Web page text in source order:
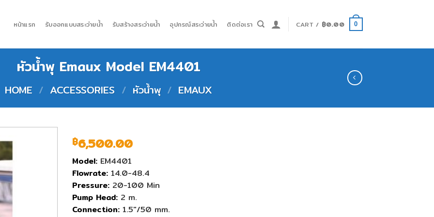
หน้าแรก รับออกแบบสระว่ายน้ำ รับสร้างสระว่ายน้ำ อุปกรณ์สระว่ายน้ำ ติดต่อเรา CART / ฿0.00 0
หัวน้ำพุ Emaux Model EM4401
HOME / ACCESSORIES / หัวน้ำพุ / EMAUX
฿6,500.00
Model: EM4401
Flowrate: 14.0-48.4
Pressure: 20-100 Min
Pump Head: 2 m.
Connection: 1.5″/50 mm.